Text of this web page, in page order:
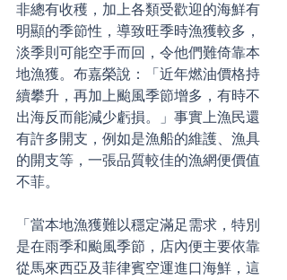
非總有收穫，加上各類受歡迎的海鮮有
明顯的季節性，導致旺季時漁獲較多，
淡季則可能空手而回，令他們難倚靠本
地漁獲。布嘉榮說：「近年燃油價格持
續攀升，再加上颱風季節增多，有時不
出海反而能減少虧損。」事實上漁民還
有許多開支，例如是漁船的維護、漁具
的開支等，一張品質較佳的漁網便價值
不菲。
「當本地漁獲難以穩定滿足需求，特別
是在雨季和颱風季節，店內便主要依靠
從馬來西亞及菲律賓空運進口海鮮，這